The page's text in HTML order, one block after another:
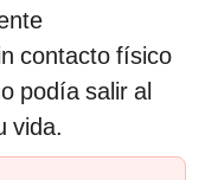
contacto físico
podía salir al
vida.